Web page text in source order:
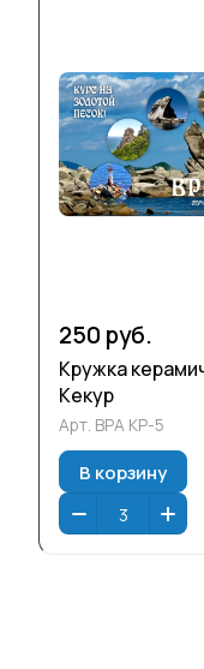
250 руб.
Кружка
Кекур
Арт. ВРА КР-5
В корзину